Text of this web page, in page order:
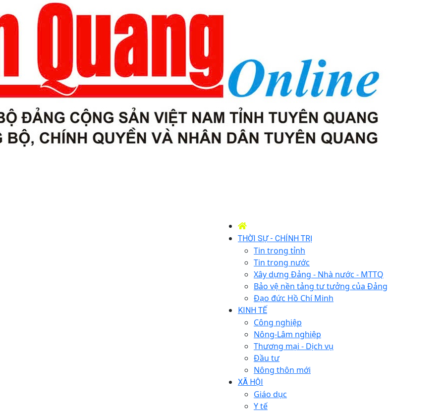
THỜI SỰ - CHÍNH TRỊ
Tin trong tỉnh
Tin trong nước
Xây dựng Đảng - Nhà nước - MTTQ
Bảo vệ nền tảng tư tưởng của Đảng
Đạo đức Hồ Chí Minh
KINH TẾ
Công nghiệp
Nông-Lâm nghiệp
Thương mại - Dịch vụ
Đầu tư
Nông thôn mới
XÃ HỘI
Giáo dục
Y tế